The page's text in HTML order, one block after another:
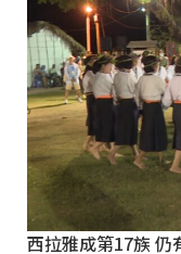
西拉雅成第17族 仍